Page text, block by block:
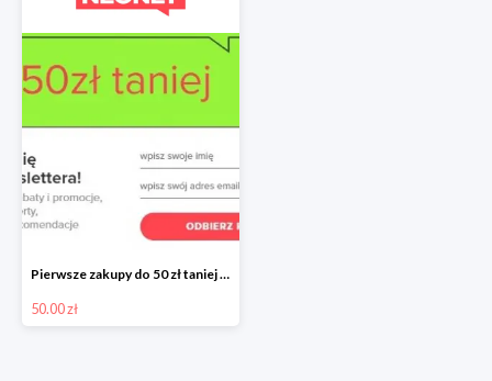
Pierwsze zakupy do 50 zł taniej przy zapisie do Newslettera Neonet
50.00 zł